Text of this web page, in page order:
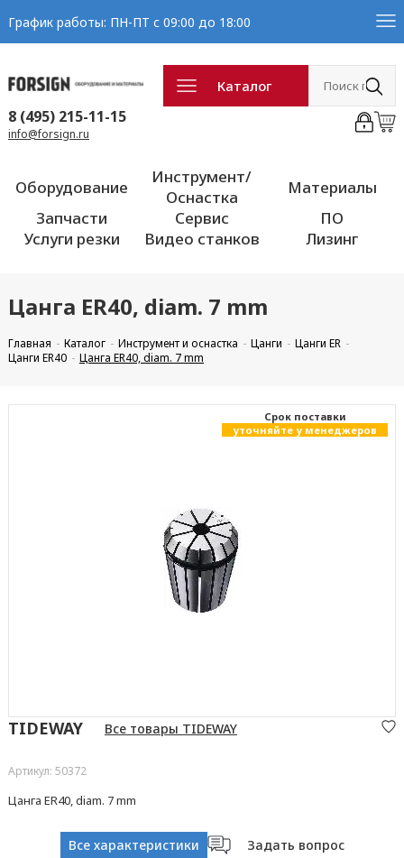
График работы: ПН-ПТ с 09:00 до 18:00
Каталог
8 (495) 215-11-15
info@forsign.ru
Оборудование
Инструмент/
Оснастка
Материалы
Запчасти
Сервис
ПО
Услуги резки
Видео станков Лизинг
Цанга ER40, diam. 7 mm
Главная Каталог Инструмент и оснастка Цанги
Цанги ER
Цанги ER40
Цанга ER40, diam. 7 mm
Cрок поставки
уточняйте у менеджеров
TIDEWAY Все товары TIDEWAY
Артикул: 50372
Цанга ER40, diam. 7 mm
Все характеристики
Задать вопрос